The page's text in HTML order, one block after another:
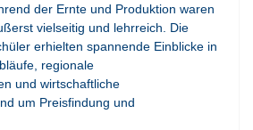
der Ernte und Produktion waren
vielseitig und lehrreich. Die
erhielten spannende Einblicke in
regionale
und wirtschaftliche
um Preisfindung und